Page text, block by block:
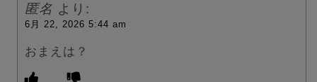
匿名 より:
6月 22, 2026 5:44 am
おまえは？